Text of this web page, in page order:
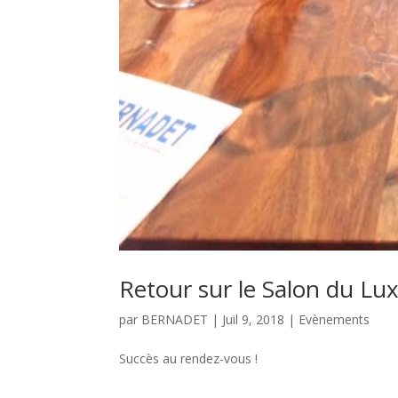
Retour sur le Salon du
par BERNADET | Juil 9, 2018 | Evènements
Succès au rendez-vous !